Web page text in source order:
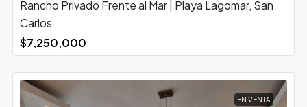
Rancho Privado Frente al Mar | Playa Lagomar, San
Carlos
$7,250,000
EN VENTA